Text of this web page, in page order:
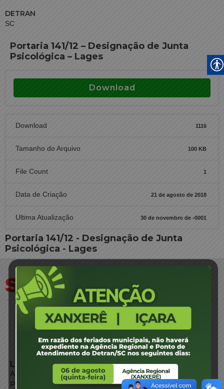
DETRAN
SC
Portaria 141/12 – Designação de Junta
Psicológica – Lages
Download
Download 1116
Tamanho do Arquivo 100 KB
File Count 1
Data de Criação 21 de agosto de 2018
Ultima Atualização 30 de novembro de -0001
Portaria 141/12 - Designação de Junta
Psicológica - Lages
LINKS EXTERNOS
Agência de Notícias
Portal de Serviços